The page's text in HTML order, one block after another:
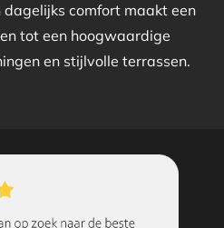
comfort maakt een
tot een hoogwaardige
en stijlvolle terrassen.